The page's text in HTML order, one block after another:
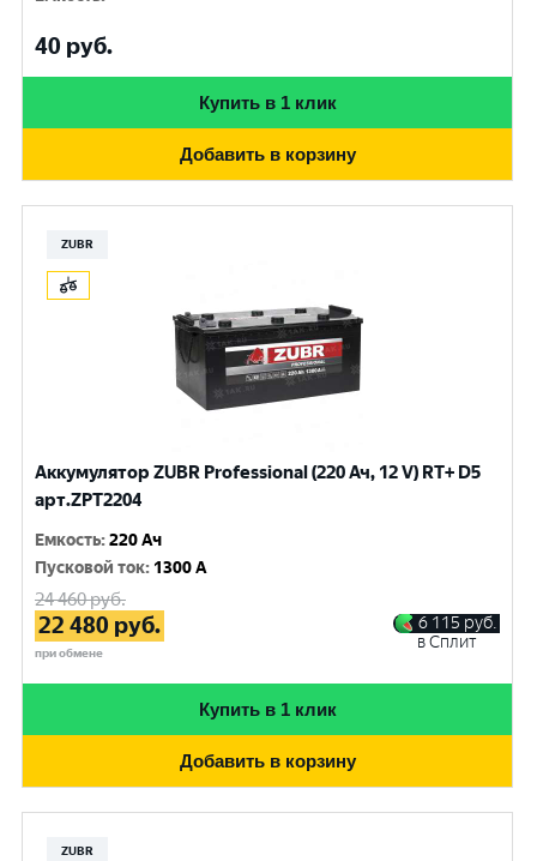
40 руб.
Купить в 1 клик
Добавить в корзину
ZUBR
Аккумулятор ZUBR Professional (220 Ач, 12 V) RT+ D5
арт.ZPT2204
Емкость:220 Ач
Пусковой ток: 1300 A
24 460руб.
22 480 руб.
при обмене
6 115 руб.
в Сплит
Купить в 1 клик
Добавить в корзину
ZUBR